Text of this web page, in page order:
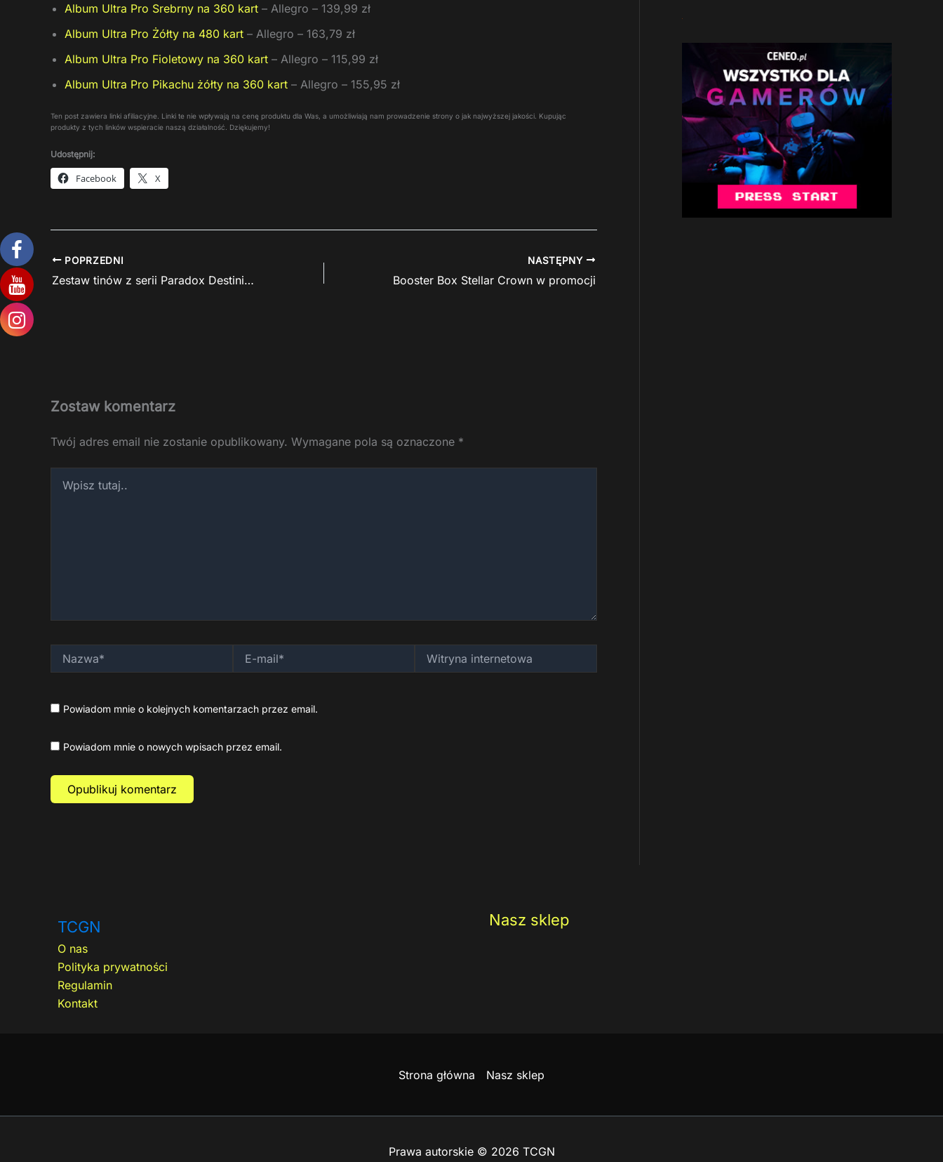
Album Ultra Pro Srebrny na 360 kart – Allegro – 139,99 zł
Album Ultra Pro Żółty na 480 kart – Allegro – 163,79 zł
Album Ultra Pro Fioletowy na 360 kart – Allegro – 115,99 zł
Album Ultra Pro Pikachu żółty na 360 kart – Allegro – 155,95 zł
Ten post zawiera linki afiliacyjne. Linki te nie wpływają na cenę produktu dla Was, a umożliwiają nam prowadzenie strony o jak najwyższej jakości. Kupując
produkty z tych linków wspieracie naszą działalność. Dziękujemy!
Udostępnij:
Facebook X
POPRZEDNI
Zestaw tinów z serii Paradox Destinies w promocji
NASTĘPNY
Booster Box Stellar Crown w promocji
Zostaw komentarz
Twój adres email nie zostanie opublikowany. Wymagane pola są oznaczone *
tutaj..
mail*
internetowa
Powiadom mnie o kolejnych komentarzach przez email.
Powiadom mnie o nowych wpisach przez email.
TCGN
O nas
Polityka prywatności
Regulamin
Kontakt
Nasz sklep
Strona główna Nasz sklep
Prawa autorskie © 2026 TCGN